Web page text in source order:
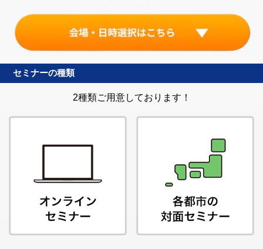
セミナーの種類
2種類ご用意しております！